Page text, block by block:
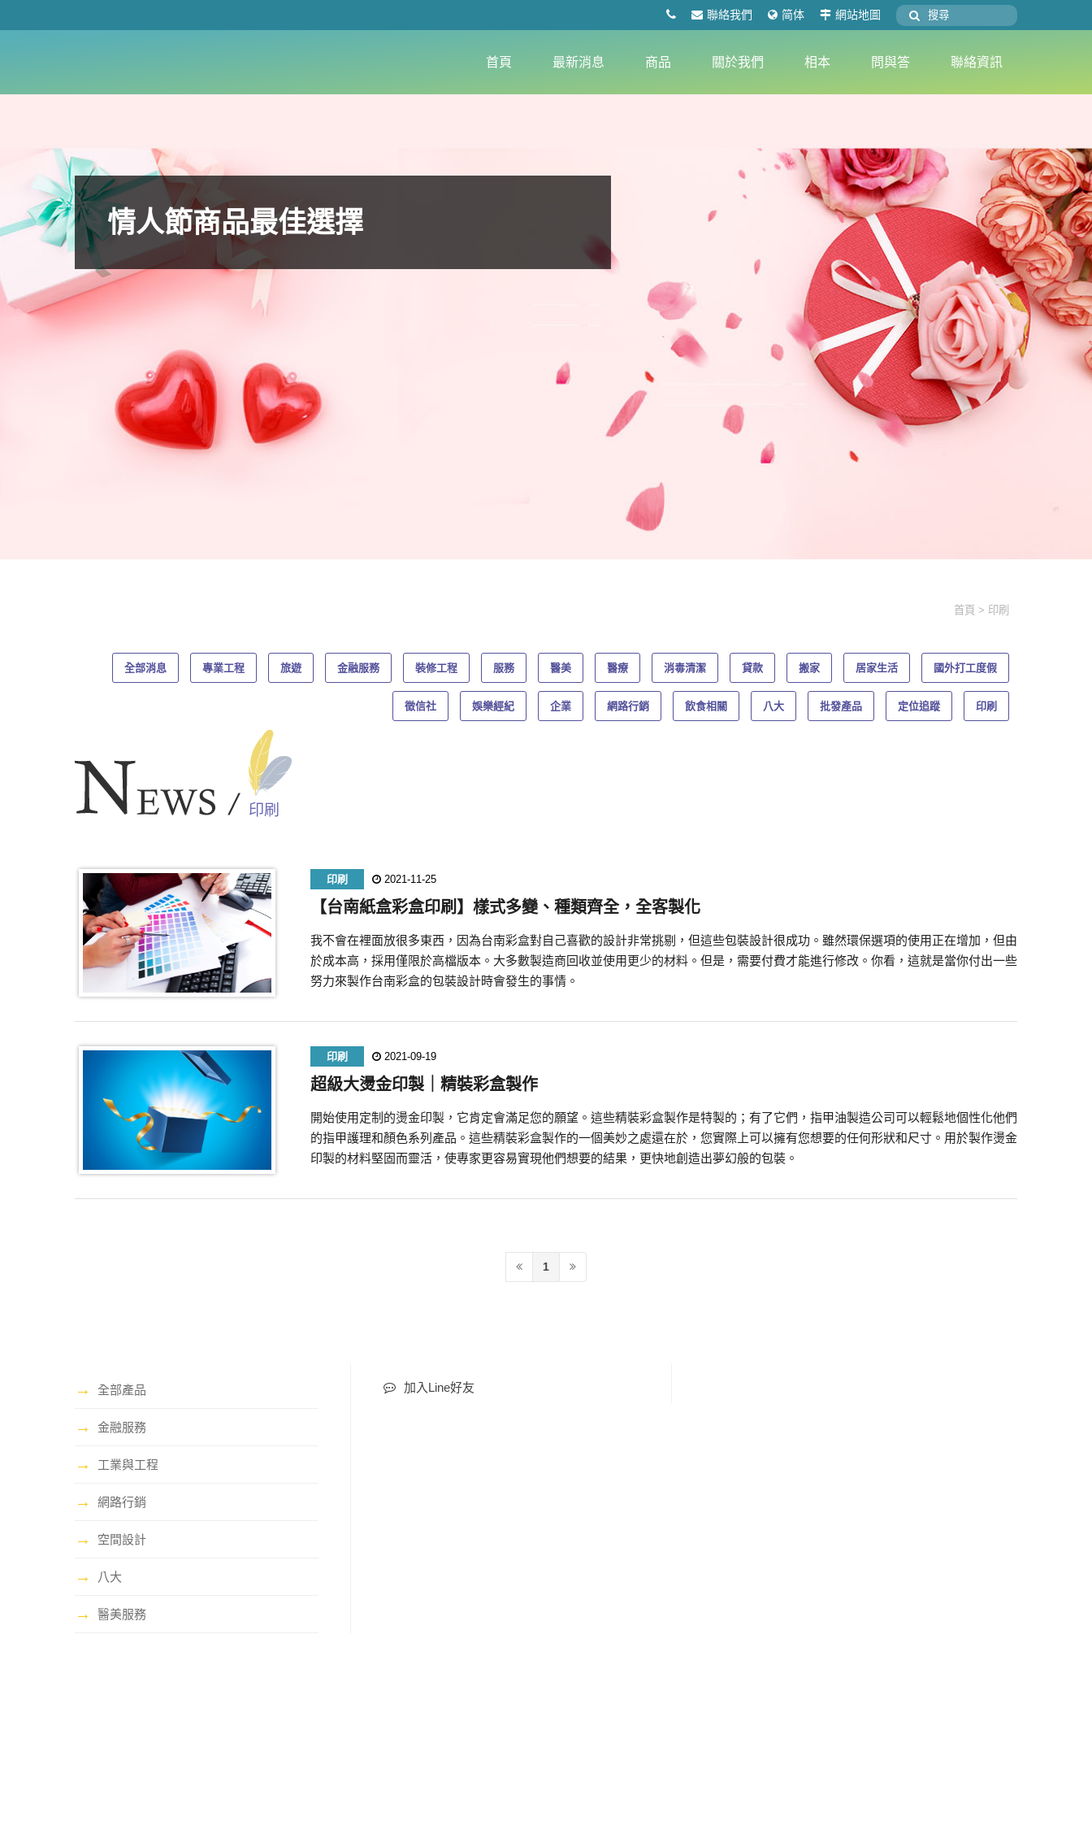
聯絡我們 简体 網站地圖
首頁 最新消息 商品 關於我們 相本 問與答 聯絡資訊
情人節商品最佳選擇
首頁 印刷
全部消息 專業工程 旅遊 金融服務 裝修工程 服務 醫美 醫療 消毒清潔 貸款 搬家 居家生活 國外打工度假
徵信社 娛樂經紀 企業 網路行銷 飲食相關 八大 批發產品 定位追蹤 印刷
印刷
印刷 2021-11-25
【台南紙盒彩盒印刷】樣式多變、種類齊全，全客製化
我不會在裡面放很多東西，因為台南彩盒​​​​​​​對自己喜歡的設計非常挑剔，但這些包裝設計很成功。雖然環保選項的使用正在增加，但由
於成本高，採用僅限於高檔版本。大多數製造商回收並使用更少的材料。但是，需要付費才能進行修改。你看，這就是當你付出一些
努力來製作台南彩盒的包裝設計時會發生的事情。
印刷 2021-09-19
超級大燙金印製｜精裝彩盒製作
開始使用定制的燙金印製，它肯定會滿足您的願望。這些精裝彩盒製作是特製的；有了它們，指甲油製造公司可以輕鬆地個性化他們
的指甲護理和顏色系列產品。這些精裝彩盒製作的一個美妙之處還在於，您實際上可以擁有您想要的任何形狀和尺寸。用於製作燙金
印製的材料堅固而靈活，使專家更容易實現他們想要的結果，更快地創造出夢幻般的包裝。
1
→ 全部產品
→ 金融服務
→ 工業與工程
→ 網路行銷
→ 空間設計
→ 八大
→ 醫美服務
加入Line好友